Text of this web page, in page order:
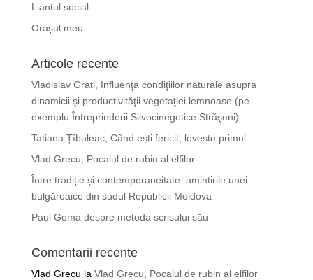
Liantul social
Orașul meu
Articole recente
Vladislav Grati, Influenţa condiţiilor naturale asupra
dinamicii şi productivităţii vegetaţiei lemnoase (pe
exemplu Întreprinderii Silvocinegetice Străşeni)
Tatiana Țîbuleac, Când ești fericit, lovește primul
Vlad Grecu, Pocalul de rubin al elfilor
Între tradiție și contemporaneitate: amintirile unei
bulgăroaice din sudul Republicii Moldova
Paul Goma despre metoda scrisului său
Comentarii recente
Vlad Grecu la Vlad Grecu, Pocalul de rubin al elfilor